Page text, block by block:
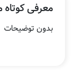
معرفی
بدون توضیحات